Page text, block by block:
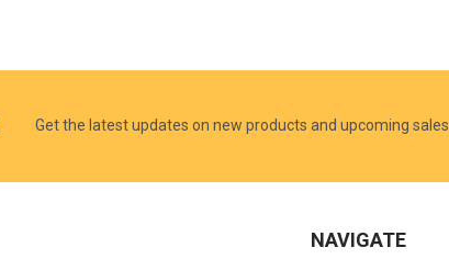
Get the latest updates on new products and upcoming sales
NAVIGATE